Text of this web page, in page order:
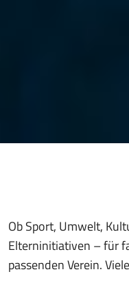
Ob Sport, Umwelt,
Elterninitiativen – für
passenden Verein.